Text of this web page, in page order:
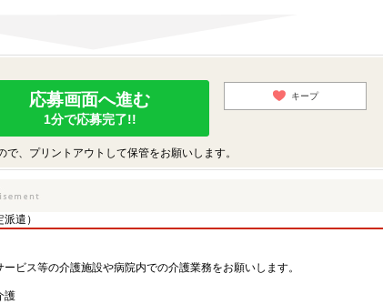
応募画面へ進む
1分で応募完了!!
キープ
、プリントアウトして保管をお願いします。
遣）
ビス等の介護施設や病院内での介護業務をお願いします。
護